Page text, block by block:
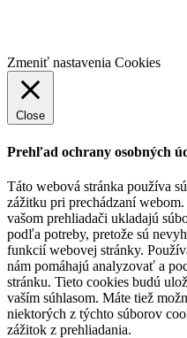
Zmeniť nastavenia Cookies
Close
Prehľad ochrany osobných
Táto webová stránka používa
zážitku pri prechádzaní webom.
vašom prehliadači ukladajú
podľa potreby, pretože sú
funkcií webovej stránky.
nám pomáhajú analyzovať a
stránku. Tieto cookies budú
vaším súhlasom. Máte tiež
niektorých z týchto súborov
zážitok z prehliadania.